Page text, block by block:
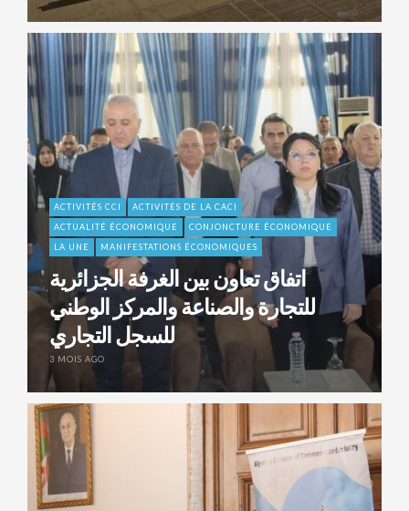
ACTIVITÉS CCI
ACTIVITÉS DE LA CACI
ACTUALITÉ ÉCONOMIQUE
CONJONCTURE ÉCONOMIQUE
LA UNE
MANIFESTATIONS ÉCONOMIQUES
اتفاق تعاون بين الغرفة الجزائرية
للتجارة والصناعة والمركز الوطني
للسجل التجاري
3 MOIS AGO